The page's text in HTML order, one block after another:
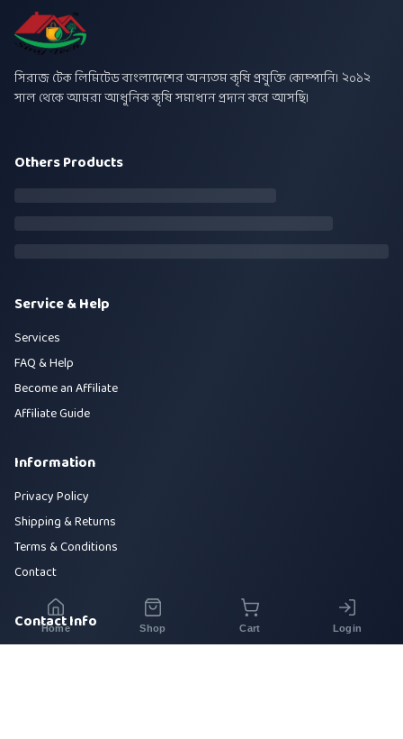
সিরাজ টেক লিমিটেড বাংলাদেশের অন্যতম কৃষি প্রযুক্তি কোম্পানি। ২০১২
সাল থেকে আমরা আধুনিক কৃষি সমাধান প্রদান করে আসছি।
Others Products
Service & Help
Services
FAQ & Help
Become an Affiliate
Affiliate Guide
Information
Privacy Policy
Shipping & Returns
Terms & Conditions
Contact
Contact Info
Home Shop Cart Login